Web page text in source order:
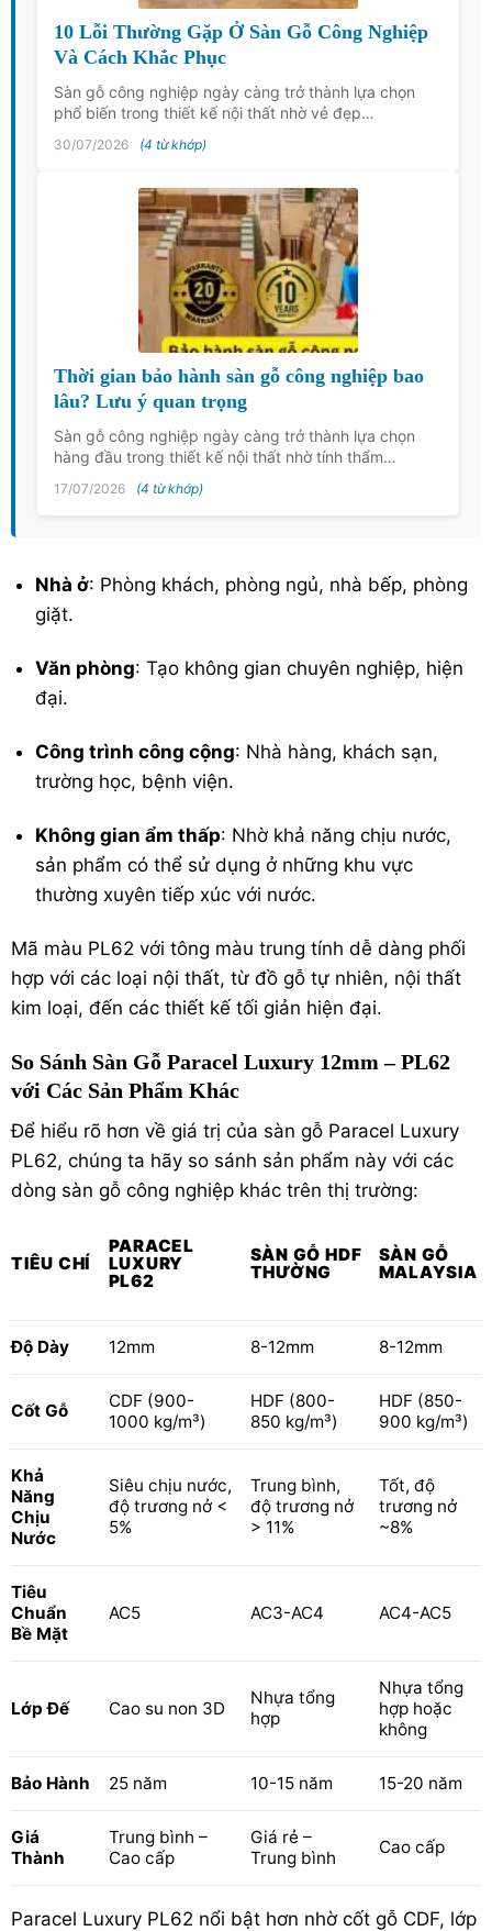
10 Lỗi Thường Gặp Ở Sàn Gỗ Công Nghiệp
Và Cách Khắc Phục
Sàn gỗ công nghiệp ngày càng trở thành lựa chọn
phổ biến trong thiết kế nội thất nhờ vẻ đẹp…
30/07/2026 (4 từ khớp)
Thời gian bảo hành sàn gỗ công nghiệp bao
lâu? Lưu ý quan trọng
Sàn gỗ công nghiệp ngày càng trở thành lựa chọn
hàng đầu trong thiết kế nội thất nhờ tính thẩm…
17/07/2026 (4 từ khớp)
Nhà ở: Phòng khách, phòng ngủ, nhà bếp, phòng
giặt.
Văn phòng: Tạo không gian chuyên nghiệp, hiện
đại.
Công trình công cộng: Nhà hàng, khách sạn,
trường học, bệnh viện.
Không gian ẩm thấp: Nhờ khả năng chịu nước,
sản phẩm có thể sử dụng ở những khu vực
thường xuyên tiếp xúc với nước.
Mã màu PL62 với tông màu trung tính dễ dàng phối
hợp với các loại nội thất, từ đồ gỗ tự nhiên, nội thất
kim loại, đến các thiết kế tối giản hiện đại.
So Sánh Sàn Gỗ Paracel Luxury 12mm – PL62
với Các Sản Phẩm Khác
Để hiểu rõ hơn về giá trị của sàn gỗ Paracel Luxury
PL62, chúng ta hãy so sánh sản phẩm này với các
dòng sàn gỗ công nghiệp khác trên thị trường:
TIÊU CHÍ
PARACEL
LUXURY
PL62
SÀN GỖ HDF
THƯỜNG
SÀN GỖ
MALAYSIA
Độ Dày 12mm 8-12mm 8-12mm
Cốt Gỗ
CDF (900-
1000 kg/m³)
HDF (800-
850 kg/m³)
HDF (850-
900 kg/m³)
Khả
Năng
Chịu
Nước
Siêu chịu nước,
độ trương nở <
5%
Trung bình,
độ trương nở
> 11%
Tốt, độ
trương nở
~8%
Tiêu
Chuẩn
Bề Mặt
AC5 AC3-AC4 AC4-AC5
Lớp Đế Cao su non 3D
Nhựa tổng
hợp
Nhựa tổng
hợp hoặc
không
Bảo Hành 25 năm 10-15 năm 15-20 năm
Giá
Thành
Trung bình –
Cao cấp
Giá rẻ –
Trung bình
Cao cấp
Paracel Luxury PL62 nổi bật hơn nhờ cốt gỗ CDF, lớp